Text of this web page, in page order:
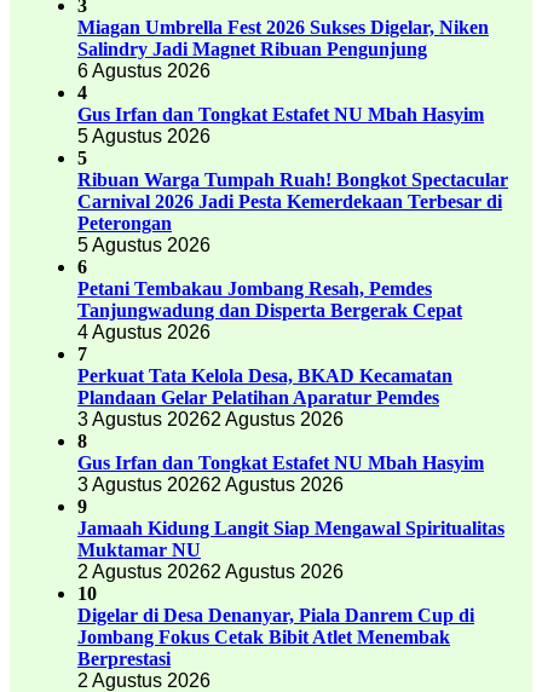
3
Miagan Umbrella Fest 2026 Sukses Digelar, Niken
Salindry Jadi Magnet Ribuan Pengunjung
6 Agustus 2026
4
Gus Irfan dan Tongkat Estafet NU Mbah Hasyim
5 Agustus 2026
5
Ribuan Warga Tumpah Ruah! Bongkot Spectacular
Carnival 2026 Jadi Pesta Kemerdekaan Terbesar di
Peterongan
5 Agustus 2026
6
Petani Tembakau Jombang Resah, Pemdes
Tanjungwadung dan Disperta Bergerak Cepat
4 Agustus 2026
7
Perkuat Tata Kelola Desa, BKAD Kecamatan
Plandaan Gelar Pelatihan Aparatur Pemdes
3 Agustus 20262 Agustus 2026
8
Gus Irfan dan Tongkat Estafet NU Mbah Hasyim
3 Agustus 20262 Agustus 2026
9
Jamaah Kidung Langit Siap Mengawal Spiritualitas
Muktamar NU
2 Agustus 20262 Agustus 2026
10
Digelar di Desa Denanyar, Piala Danrem Cup di
Jombang Fokus Cetak Bibit Atlet Menembak
Berprestasi
2 Agustus 2026